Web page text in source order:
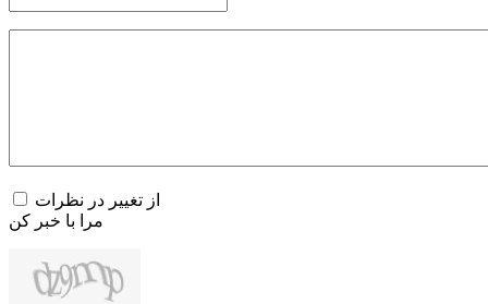
از تغییر در نظرات
مرا با خبر کن